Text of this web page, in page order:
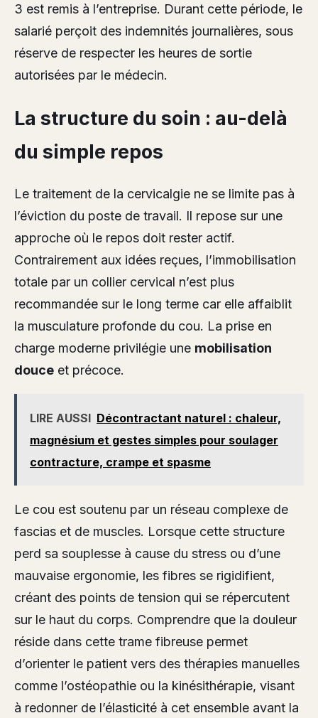
3 est remis à l’entreprise. Durant cette période, le
salarié perçoit des indemnités journalières, sous
réserve de respecter les heures de sortie
autorisées par le médecin.
La structure du soin : au-delà
du simple repos
Le traitement de la cervicalgie ne se limite pas à
l’éviction du poste de travail. Il repose sur une
approche où le repos doit rester actif.
Contrairement aux idées reçues, l’immobilisation
totale par un collier cervical n’est plus
recommandée sur le long terme car elle affaiblit
la musculature profonde du cou. La prise en
charge moderne privilégie une mobilisation
douce et précoce.
LIRE AUSSI Décontractant naturel : chaleur,
magnésium et gestes simples pour soulager
contracture, crampe et spasme
Le cou est soutenu par un réseau complexe de
fascias et de muscles. Lorsque cette structure
perd sa souplesse à cause du stress ou d’une
mauvaise ergonomie, les fibres se rigidifient,
créant des points de tension qui se répercutent
sur le haut du corps. Comprendre que la douleur
réside dans cette trame fibreuse permet
d’orienter le patient vers des thérapies manuelles
comme l’ostéopathie ou la kinésithérapie, visant
à redonner de l’élasticité à cet ensemble avant la